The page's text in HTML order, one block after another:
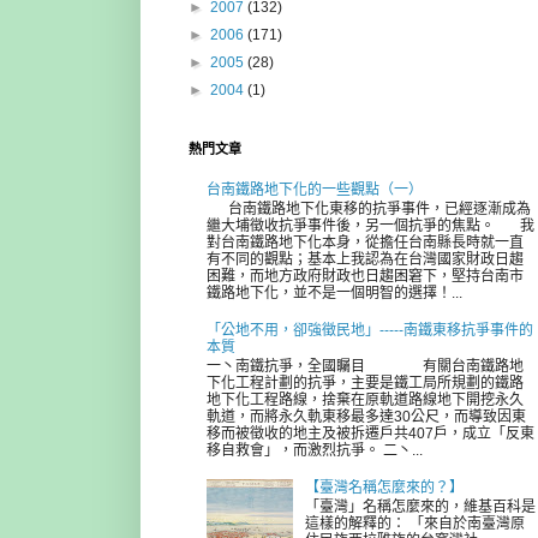
► 2007 (132)
► 2006 (171)
► 2005 (28)
► 2004 (1)
熱門文章
台南鐵路地下化的一些觀點（一）
台南鐵路地下化東移的抗爭事件，已經逐漸成為
繼大埔徵收抗爭事件後，另一個抗爭的焦點。 我
對台南鐵路地下化本身，從擔任台南縣長時就一直
有不同的觀點；基本上我認為在台灣國家財政日趨
困難，而地方政府財政也日趨困窘下，堅持台南市
鐵路地下化，並不是一個明智的選擇！...
「公地不用，卻強徵民地」-----南鐵東移抗爭事件的
本質
一丶南鐵抗爭，全國矚目 有關台南鐵路地
下化工程計劃的抗爭，主要是鐵工局所規劃的鐵路
地下化工程路線，捨棄在原軌道路線地下開挖永久
軌道，而將永久軌東移最多達30公尺，而導致因東
移而被徵收的地主及被拆遷戶共407戶，成立「反東
移自救會」，而激烈抗爭。 二丶...
【臺灣名稱怎麼來的？】
「臺灣」名稱怎麼來的，維基百科是
這樣的解釋的： 「來自於南臺灣原